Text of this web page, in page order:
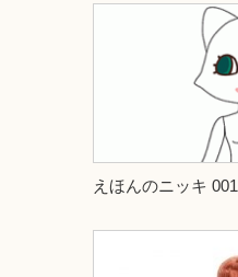
えほんのニッキ 001